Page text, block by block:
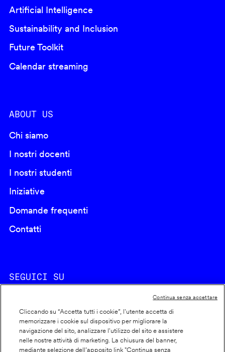
Artificial Intelligence
Sustainability and Inclusion
Future Toolkit
Calendar streaming
ABOUT US
Chi siamo
I nostri docenti
I nostri studenti
Iniziative
Domande frequenti
Contatti
SEGUICI SU
Cookie policy
Cliccando su “Accetta tutti i cookie”, l'utente accetta di
memorizzare i cookie sul dispositivo per migliorare la
navigazione del sito, analizzare l'utilizzo del sito e assistere
nelle nostre attività di marketing. La chiusura del banner,
mediante selezione dell’apposito link "Continua senza
Continua senza accettare